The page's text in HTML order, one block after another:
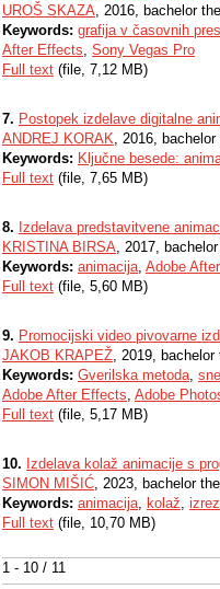
1 - 10 / 11
UROŠ SKAZA, 2016, bachelor
Keywords: grafija v časovnih
After Effects, Sony Vegas Pro
Full text (file, 7,12 MB)
7. Postopek izdelave digitalne
ANDREJ KORAK, 2016,
Keywords: Ključne besede:
Full text (file, 7,65 MB)
8. Izdelava predstavitvene
KRISTINA BIRSA, 2017,
Keywords: animacija, Adobe
Full text (file, 5,60 MB)
9. Promocijski video pivovarne
JAKOB KRAPEŽ, 2019, bachelor
Keywords: Gverilska metoda,
Adobe After Effects, Adobe
Full text (file, 5,17 MB)
10. Izdelava kolaž animacije s
SIMON MIŠIĆ, 2023, bachelor
Keywords: animacija, kolaž,
Full text (file, 10,70 MB)